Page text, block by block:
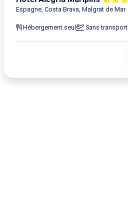
Espagne, Costa Brava, Malgrat de Mar
Hébergement seul Sans transport